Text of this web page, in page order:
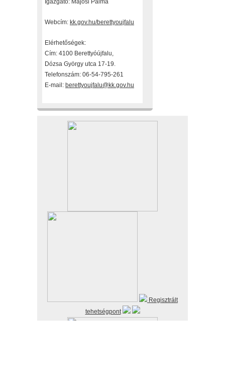
Igazgató: Majosi Pálma
Webcím: kk.gov.hu/berettyoujfalu
Elérhetőségek:
Cím: 4100 Berettyóújfalu,
Dózsa György utca 17-19.
Telefonszám: 06-54-795-261
E-mail: berettyoujfalu@kk.gov.hu
Regisztrált
tehetségpont